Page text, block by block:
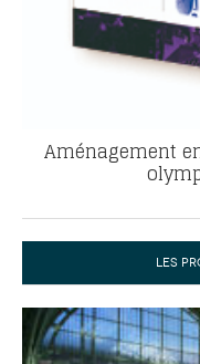
Aménagement
LES